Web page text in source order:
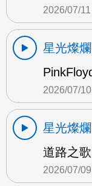
2026/07/11
星光燦爛
2026/07/10
星光燦爛
道路之
2026/07/09